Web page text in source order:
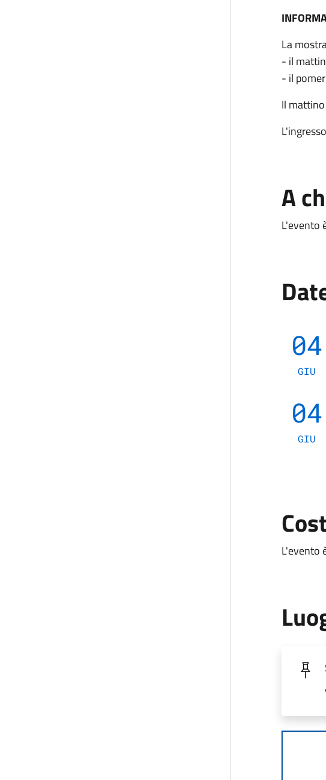
La
- il
- il
Il
A
L'evento
04
GIU
04
GIU
L'evento